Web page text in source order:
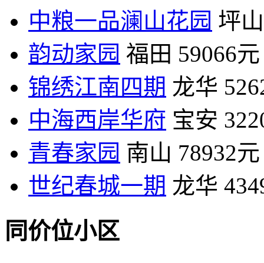
中粮一品澜山花园 坪山
韵动家园 福田 59066元
锦绣江南四期 龙华
中海西岸华府 宝安
青春家园 南山 78932元
世纪春城一期 龙华
同价位小区